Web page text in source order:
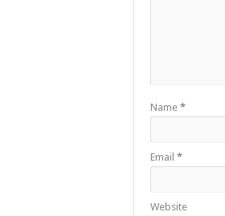
Name *
Email *
Website